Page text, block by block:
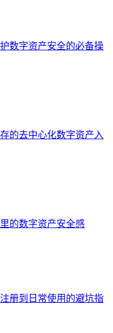
数字资产安全的必备操
的去中心化数字资产入
的数字资产安全感
册到日常使用的避坑指